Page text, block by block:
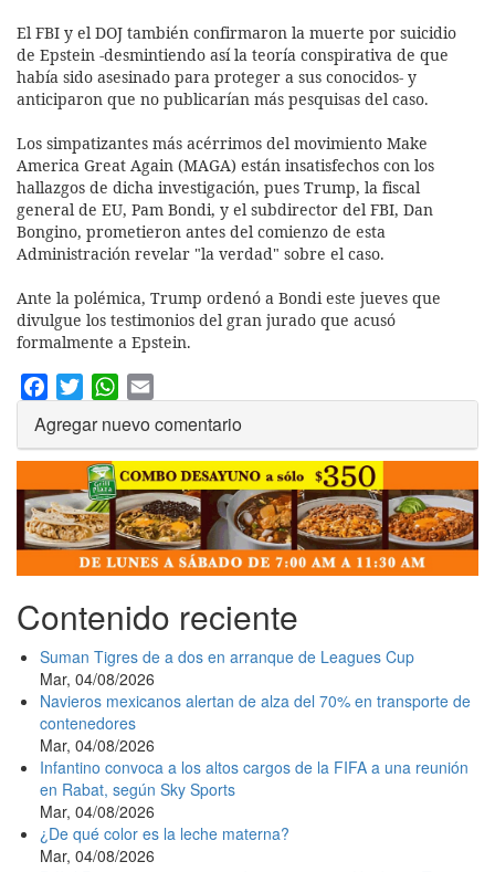
El FBI y el DOJ también confirmaron la muerte por suicidio
de Epstein -desmintiendo así la teoría conspirativa de que
había sido asesinado para proteger a sus conocidos- y
anticiparon que no publicarían más pesquisas del caso.
Los simpatizantes más acérrimos del movimiento Make
America Great Again (MAGA) están insatisfechos con los
hallazgos de dicha investigación, pues Trump, la fiscal
general de EU, Pam Bondi, y el subdirector del FBI, Dan
Bongino, prometieron antes del comienzo de esta
Administración revelar "la verdad" sobre el caso.
Ante la polémica, Trump ordenó a Bondi este jueves que
divulgue los testimonios del gran jurado que acusó
formalmente a Epstein.
Facebook
TwitterWhatsApp
Agregar nuevo comentario
Contenido reciente
Suman Tigres de a dos en arranque de Leagues Cup
Mar, 04/08/2026
Navieros mexicanos alertan de alza del 70% en transporte de
contenedores
Mar, 04/08/2026
Infantino convoca a los altos cargos de la FIFA a una reunión
en Rabat, según Sky Sports
Mar, 04/08/2026
¿De qué color es la leche materna?
Mar, 04/08/2026